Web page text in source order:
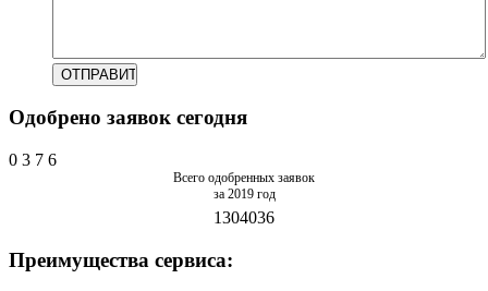
Одобрено заявок сегодня
0 3 7 6
Всего одобренных заявок
за 2019 год
1304036
Преимущества сервиса: